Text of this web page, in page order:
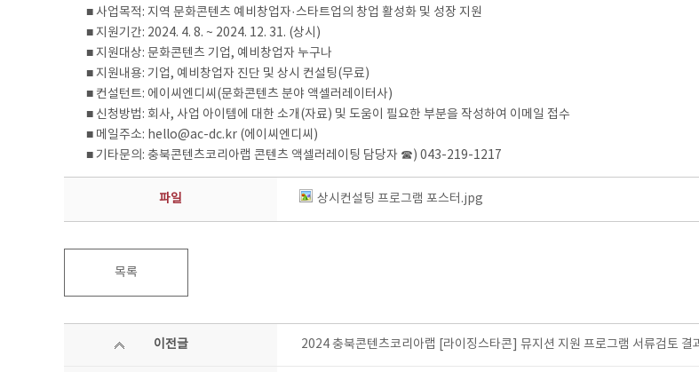
■ 사업목적: 지역 문화콘텐츠 예비창업자·스타트업의 창업 활성화 및 성장 지원
■ 지원기간: 2024. 4. 8. ~ 2024. 12. 31. (상시)
■ 지원대상: 문화콘텐츠 기업, 예비창업자 누구나
■ 지원내용: 기업, 예비창업자 진단 및 상시 컨설팅(무료)
■ 컨설턴트: 에이씨엔디씨(문화콘텐츠 분야 액셀러레이터사)
■ 신청방법: 회사, 사업 아이템에 대한 소개(자료) 및 도움이 필요한 부분을 작성하여 이메일 접수
■ 메일주소: hello@ac-dc.kr (에이씨엔디씨)
■ 기타문의: 충북콘텐츠코리아랩 콘텐츠 액셀러레이팅 담당자 ☎) 043-219-1217
파일 상시컨설팅 프로그램 포스터.jpg
목록
이전글 2024 충북콘텐츠코리아랩 [라이징스타콘] 뮤지션 지원 프로그램 서류검토 결